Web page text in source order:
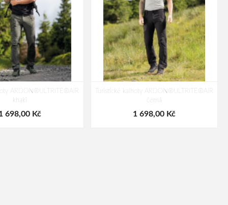
ARDON®ULTRITE®AIR
khaki
698,00 Kč
Turistické kalhoty ARDON®ULTRITE®AIR
černá
1 698,00 Kč